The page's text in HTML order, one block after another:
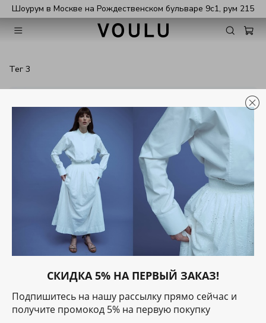
Шоурум в Москве на Рождественском бульваре 9с1, рум 215
тег 3
Это первая новость в интернет-магазине.
СКИДКА 5% НА ПЕРВЫЙ ЗАКАЗ!
Подпишитесь на нашу рассылку прямо сейчас и
получите промокод 5% на первую покупку